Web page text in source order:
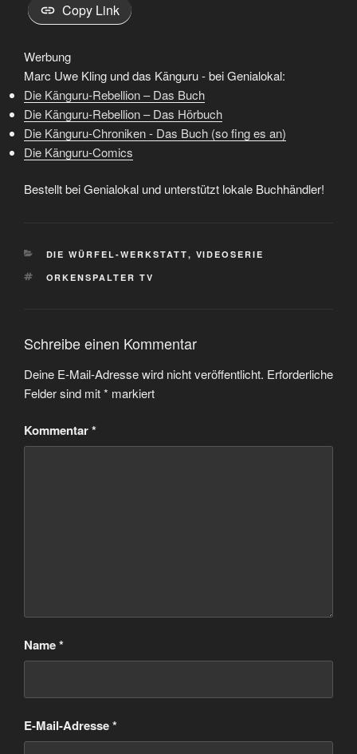
Copy Link
Werbung
Marc Uwe Kling und das Känguru - bei Genialokal:
Die Känguru-Rebellion – Das Buch
Die Känguru-Rebellion – Das Hörbuch
Die Känguru-Chroniken - Das Buch (so fing es an)
Die Känguru-Comics
Bestellt bei Genialokal und unterstützt lokale Buchhändler!
KATEGORIEN
DIE WÜRFEL-WERKSTATT, VIDEOSERIE
SCHLAGWÖRTER
ORKENSPALTER TV
Schreibe einen Kommentar
Deine E-Mail-Adresse wird nicht veröffentlicht. Erforderliche
Felder sind mit* markiert
Kommentar*
Name*
E-Mail-Adresse*